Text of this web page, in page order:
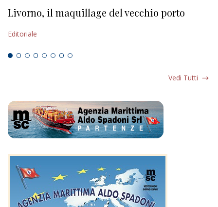
Livorno, il maquillage del vecchio porto
Editoriale
Vedi Tutti